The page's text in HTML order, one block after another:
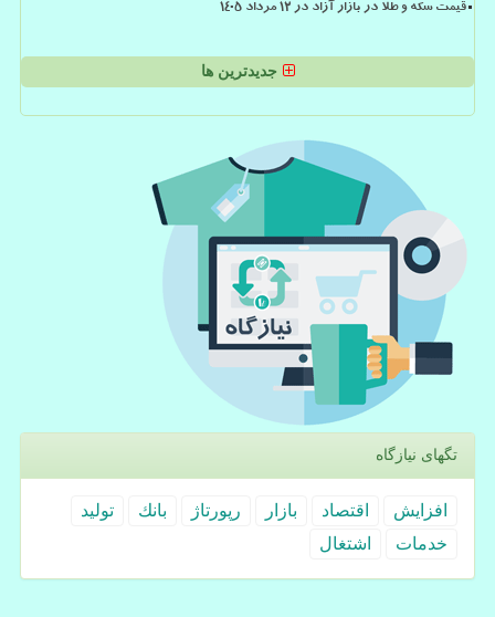
قیمت سکه و طلا در بازار آزاد در ۱۲ مرداد ۱۴۰۵
جدیدترین ها
تگهای نیازگاه
افزایش اقتصاد بازار رپورتاژ بانك
تولید
خدمات
اشتغال